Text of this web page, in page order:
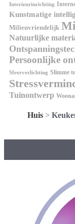
Interieurinrichting
Kunstmatige
Milieuvriendelijk
Natuurlijke
Persoonlijke
Sfeerverlichting Slimme
Tuinontwerp
Huis>